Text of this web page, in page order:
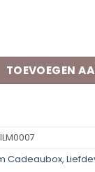
aantal
TOEVOEGEN
Cadeaubox,